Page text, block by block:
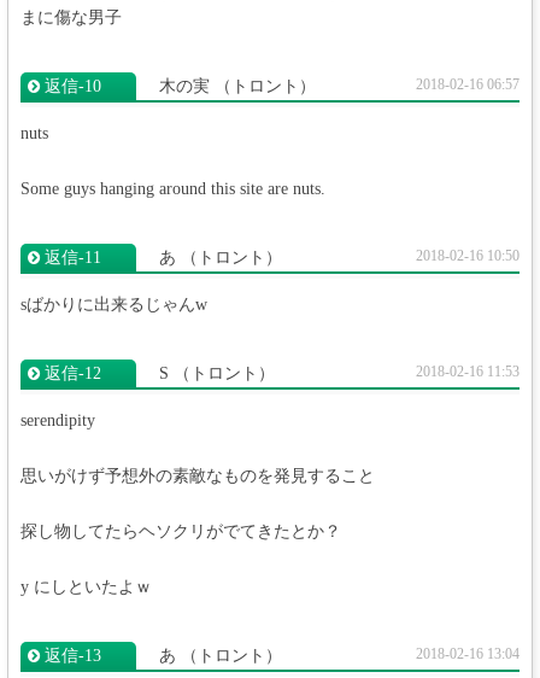
まに傷な男子
返信‐10 木の実 （トロント） 2018-02-16 06:57
nuts
Some guys hanging around this site are nuts.
返信‐11 あ （トロント） 2018-02-16 10:50
sばかりに出来るじゃんw
返信‐12 S （トロント） 2018-02-16 11:53
serendipity
思いがけず予想外の素敵なものを発見すること
探し物してたらヘソクリがでてきたとか？
y にしといたよｗ
返信‐13 あ （トロント） 2018-02-16 13:04